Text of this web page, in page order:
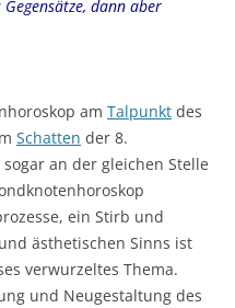
dann aber
am Talpunkt des
Schatten der 8.
an der gleichen Stelle
ein Stirb und
ästhetischen Sinns ist
verwurzeltes Thema.
und Neugestaltung des